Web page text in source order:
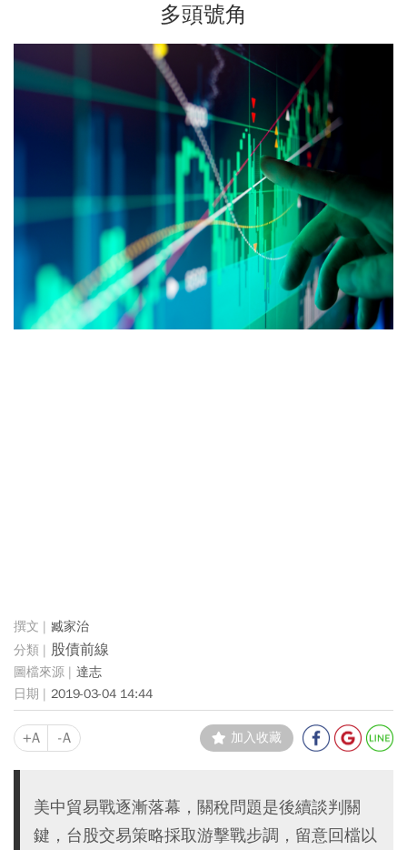
多頭號角
臧家治
股債前線
達志
2019-03-04 14:44
+A -A 加入收藏
美中貿易戰逐漸落幕，關稅問題是後續談判關
鍵，台股交易策略採取游擊戰步調，留意回檔以